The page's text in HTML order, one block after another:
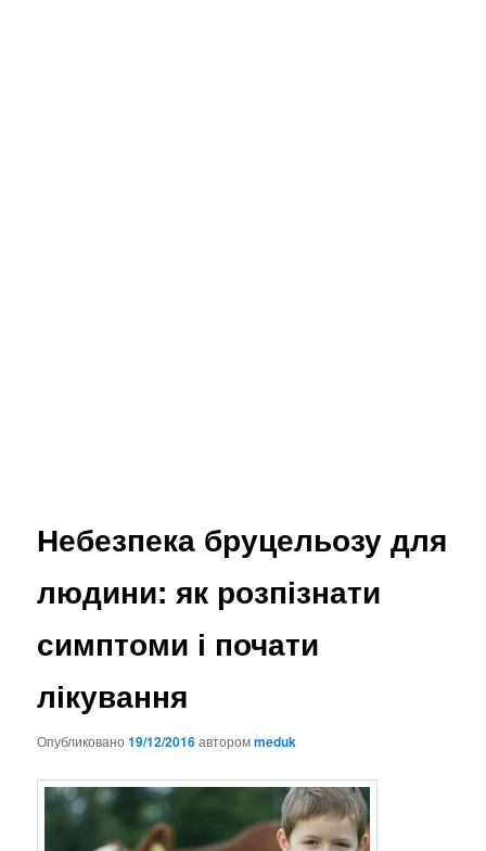
Небезпека бруцельозу для
людини: як розпізнати
симптоми і почати
лікування
Опубликовано19/12/2016авторомmeduk